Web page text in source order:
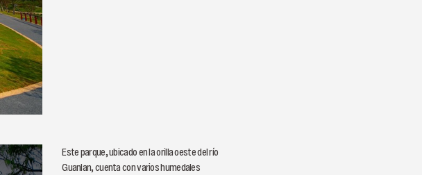
Este parque, ubicado en la orilla oeste del río
Guanlan, cuenta con varios humedales